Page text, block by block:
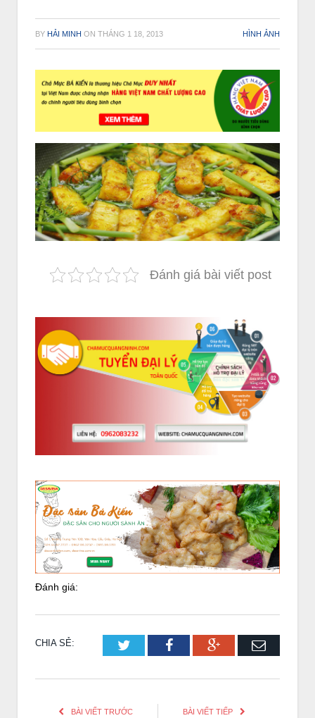
BY HẢI MINH ON THÁNG 1 18, 2013 HÌNH ẢNH
Đánh giá bài viết post
Đánh giá:
CHIA SẺ: TwitterFacebookGoogle+Email
BÀI VIẾT TRƯỚC BÀI VIẾT TIẾP